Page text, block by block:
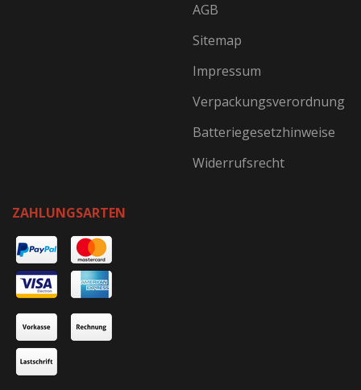
AGB
Sitemap
Impressum
Verpackungsverordnung
Batteriegesetzhinweise
Widerrufsrecht
ZAHLUNGSARTEN